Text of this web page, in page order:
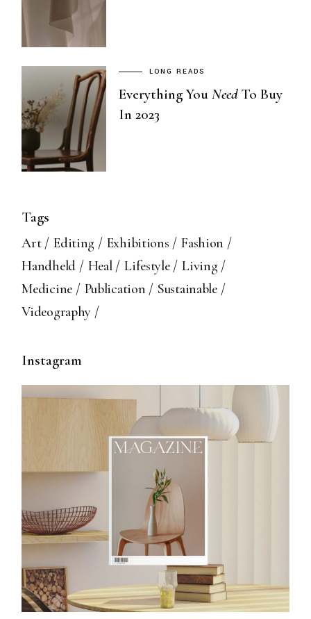
LONG READS
Everything YouNeedTo Buy
In 2023
Tags
Art Editing Exhibitions
Fashion
Handheld
Heal Lifestyle
Living
Medicine
Publication
Sustainable
Videography
Instagram